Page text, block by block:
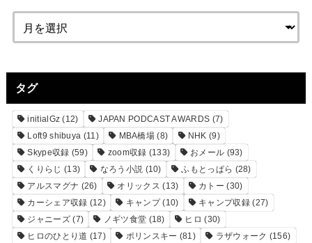
タグ
initialGz (12) JAPAN PODCAST AWARDS (7)
Loft9 shibuya (11) MBA橋場 (8) NHK (9)
Skype収録 (59) zoom収録 (133) おメール (93)
くりらじ (13) なろう小説 (10) ふもとっぱら (28)
アルスマグナ (26) オリックス (13) カトー (30)
カーシェア収録 (12) キャンプ(10) キャンプ収録(27)
ジャニーズ(7) ノギツ食堂 (18) ヒロ (30)
ヒロのひとり道 (17) ポリンスキー (81) ラザウォーク (156)